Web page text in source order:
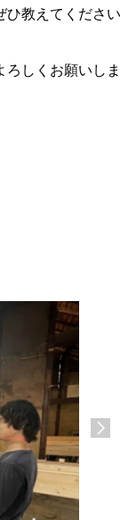
ひ教えてください
しくお願いしま